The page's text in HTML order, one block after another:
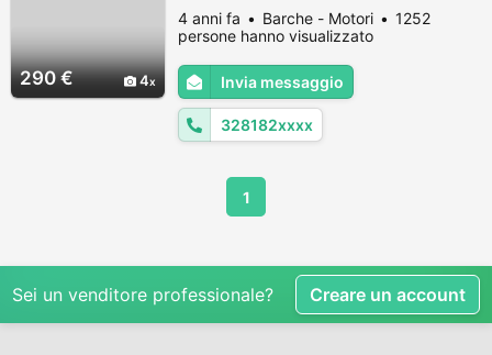
290 € 4
o gommone di circa 5 metri. Buone
condizioni. Possibilita di trasporto.
4 anni fa Barche - Motori
1252
persone hanno visualizzato
Invia messaggio
328182xxxx
1
Sei un venditore professionale? Creare un account